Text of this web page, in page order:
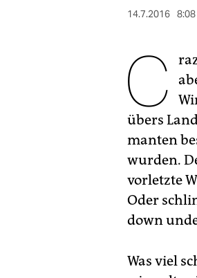
14.7.2016
C
übers
manten
wurden.
vorletzte
Oder
down
Was viel